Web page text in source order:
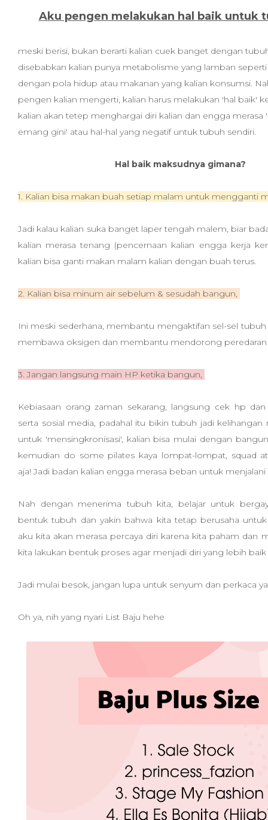
Aku pengen melakukan hal baik untuk
meski berisi, bukan berarti kalian cuek banget dengan
disebabkan kalian punya metabolisme yang lamban seperti
dengan pola hidup atau makanan yang kalian konsumsi.
pengen kalian mengerti, kalian harus melakukan 'hal baik'
kalian akan tetep menghargai diri kalian dan engga merasa
emang gini' atau hal-hal yang negatif untuk tubuh sendiri.
Hal baik maksudnya gimana?
1. Kalian bisa makan buah setiap malam untuk mengganti
Jadi kalau kalian suka banget laper tengah malem, biar
kalian merasa tenang (pencernaan kalian engga kerja
kalian bisa ganti makan malam kalian dengan buah terus.
2. Kalian bisa minum air sebelum & sesudah bangun,
Ini meski sederhana, membantu mengaktifan sel-sel
membawa oksigen dan membantu mendorong peredaran
3. Jangan langsung main HP ketika bangun,
Kebiasaan orang zaman sekarang, langsung cek hp
serta sosial media, padahal itu bikin tubuh jadi
untuk 'mensingkronisasi', kalian bisa mulai dengan
kemudian do some pilates kaya lompat-lompat, squad
aja! Jadi badan kalian engga merasa beban untuk menjalani
Nah dengan menerima tubuh kita, belajar untuk
bentuk tubuh dan yakin bahwa kita tetap berusaha
aku kita akan merasa percaya diri karena kita paham dan
kita lakukan bentuk proses agar menjadi diri yang lebih baik
Jadi mulai besok, jangan lupa untuk senyum dan perkaca
Oh ya, nih yang nyari List Baju hehe